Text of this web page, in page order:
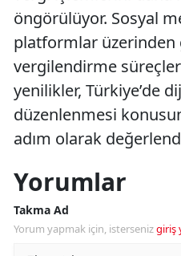
öngörülüyor. Sosyal
platformlar üzerinden
vergilendirme
yenilikler, Türkiye’de
düzenlenmesi
adım olarak
Yorumlar
Takma Ad
Yorum yapmak için, istersenizgiriş